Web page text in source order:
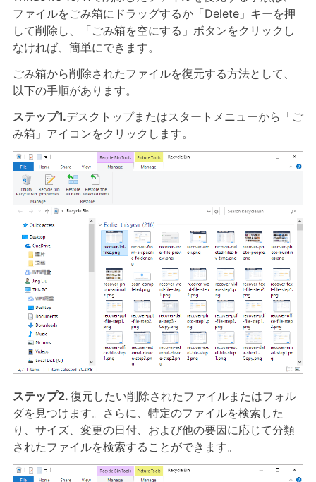
ファイルをごみ箱にドラッグするか「Delete」キーを押
して削除し、「ごみ箱を空にする」ボタンをクリックし
なければ、簡単にできます。
ごみ箱から削除されたファイルを復元する方法として、
以下の手順があります。
ステップ1.デスクトップまたはスタートメニューから「ご
み箱」アイコンをクリックします。
ステップ2. 復元したい削除されたファイルまたはフォル
ダを見つけます。さらに、特定のファイルを検索した
り、サイズ、変更の日付、および他の要因に応じて分類
されたファイルを検索することができます。